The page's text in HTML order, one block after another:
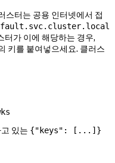
스터는 공용 인터넷에서 접
터가 이에 해당하는 경우,
키를 붙여넣으세요. 클러스
있는 {"keys": [...]}